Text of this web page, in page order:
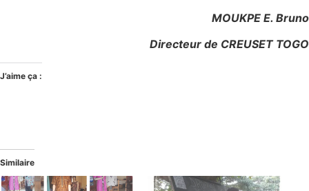
MOUKPE E. Bruno
Directeur de CREUSET TOGO
J’aime ça :
Similaire